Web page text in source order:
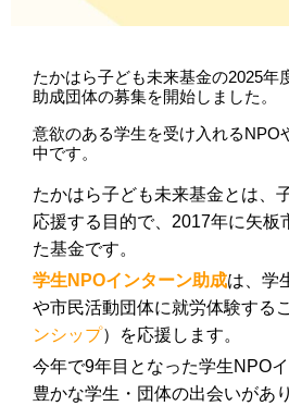
たかはら子ども未来基金の2025年
助成団体の募集を開始しました。
意欲のある学生を受け入れるNPO
中です。
たかはら子ども未来基金とは、
応援する目的で、2017年に矢板
た基金です。
学生NPOインターン助成は、学
や市民活動団体に就労体験する
ンシップ）を応援します。
今年で9年目となった学生NPO
豊かな学生・団体の出会いがあ